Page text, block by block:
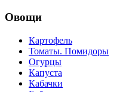
Овощи
Картофель
Томаты. Помидоры
Огурцы
Капуста
Кабачки